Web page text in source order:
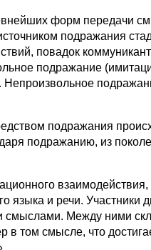
форм передачи
подражания
повадок
подражание
Непроизвольное
подражания
подражанию, из
языка и речи. Участники
Меж­ду ними
в том смысле, что